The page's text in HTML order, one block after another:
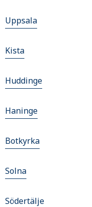
Uppsala
Kista
Huddinge
Haninge
Botkyrka
Solna
Södertälje